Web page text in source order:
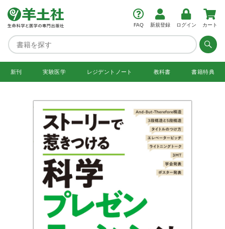
FAQ 新規登録 ログイン カート
新刊 実験医学 レジデント ノート 教科書 書籍特典